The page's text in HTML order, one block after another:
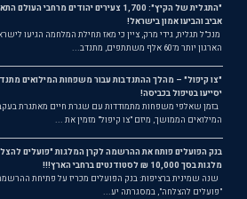
"התגלית של הקיץ": 1,700 צעירים יהודים מרחבי
אביב והביעו אמון בישראל!
מנכ"ל תגלית, גידי מרק, ציין כי מאז תחילת המלחמה הגיעו
הארגון יותר מ־60 אלף משתתפים, מתנדב...
"צו קיפול" – מהלך ההתנדבות עבור משפחות המילואים
יסייעו בטיפול בכביסה!
בזמן שאלפי משפחות מתמודדות עם שגרת חיים מאתגרת
המילואים הממושך, מיזם "צו קיפול" מזמין את ...
מלגות בסך 10,000 ₪ לסטודנטים ברחבי הארץ!!!
שנה שמינית ברציפות: בנק הפועלים מכריז על פתיחת
"פועלים להצלחה", במסגרתה יע...